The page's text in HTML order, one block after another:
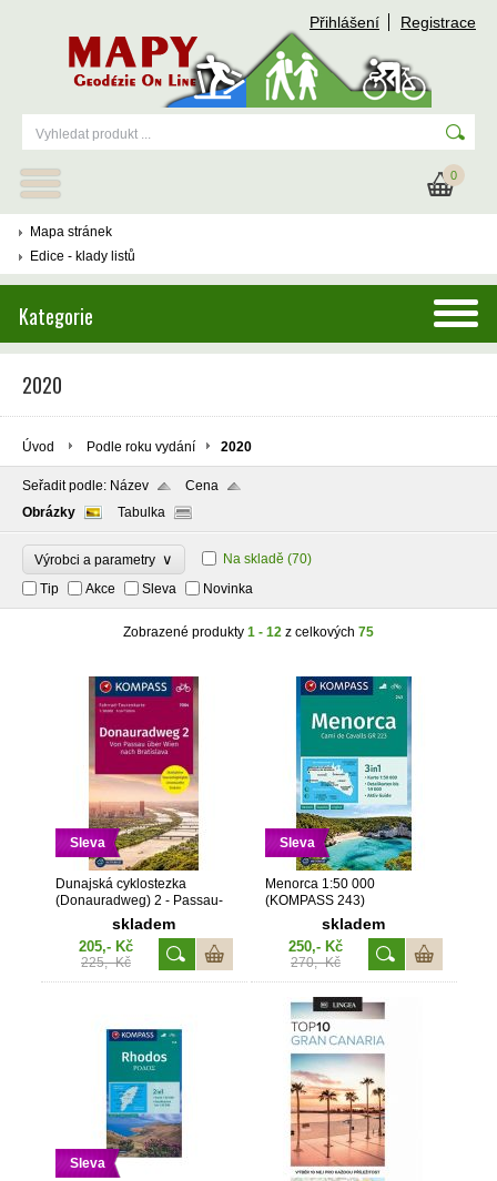
Přihlášení Registrace
0
Mapa stránek
Edice - klady listů
Kategorie
2020
Úvod Podle roku vydání 2020
Seřadit podle: Název
Cena
Obrázky
Tabulka
Výrobci a parametry ∨ Na skladě (70)
Tip
Akce Sleva Novinka
Zobrazené produkty 1 - 12 z celkových 75
Sleva
Dunajská cyklostezka
(Donauradweg) 2 - Passau-
Vídeň-Bratislava 1 : 50 000
(KOMPASS 7004)
skladem
205,- Kč
225,- Kč
Sleva
Menorca 1:50 000
(KOMPASS 243)
skladem
250,- Kč
270,- Kč
Sleva